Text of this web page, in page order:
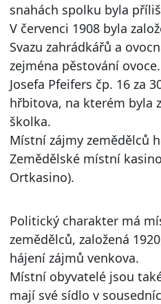
snahách spolku byla
V červenci 1908 byla
Svazu zahrádkářů a
zejména pěstování
Josefa Pfeifers čp. 16 za
hřbitova, na kterém byla
školka.
Místní zájmy zemědělců
Zemědělské místní
Ortkasino).
Politický charakter má
zemědělců, založená
hájení zájmů venkova.
Místní obyvatelé jsou
mají své sídlo v